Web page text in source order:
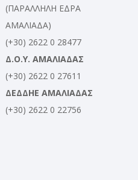
(ΠΑΡΑΛΛΗΛΗ ΕΔΡΑ
ΑΜΑΛΙΑΔΑ)
(+30) 2622 0 28477
Δ.Ο.Υ. ΑΜΑΛΙΑΔΑΣ
(+30) 2622 0 27611
ΔΕΔΔΗΕ ΑΜΑΛΙΑΔΑΣ
(+30) 2622 0 22756